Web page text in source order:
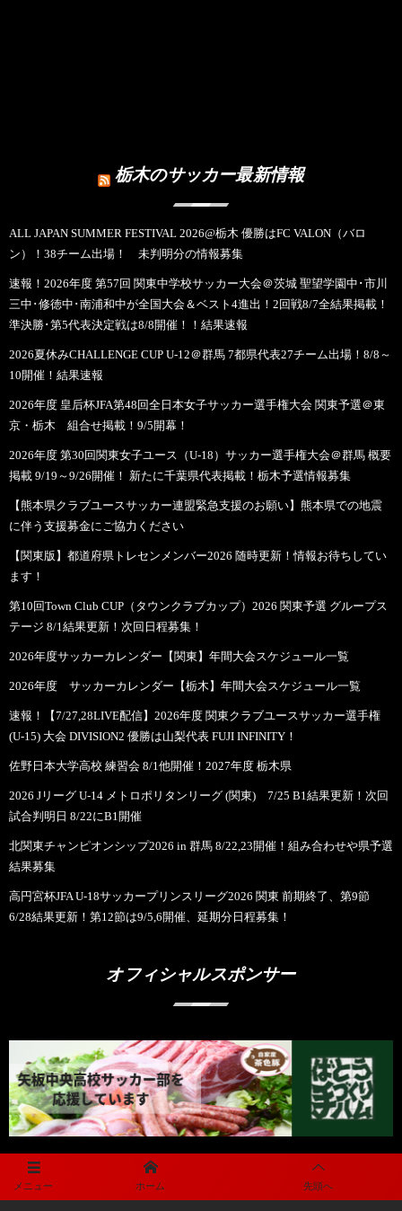
メニュー ホーム 先頭へ
栃木のサッカー最新情報
ALL JAPAN SUMMER FESTIVAL 2026@栃木 優勝はFC VALON（バロ
ン）！38チーム出場！ 未判明分の情報募集
速報！2026年度 第57回 関東中学校サッカー大会＠茨城 聖望学園中･市川
三中･修徳中･南浦和中が全国大会＆ベスト4進出！2回戦8/7全結果掲載！
準決勝･第5代表決定戦は8/8開催！！結果速報
2026夏休みCHALLENGE CUP U-12＠群馬 7都県代表27チーム出場！8/8～
10開催！結果速報
2026年度 皇后杯JFA第48回全日本女子サッカー選手権大会 関東予選＠東
京・栃木 組合せ掲載！9/5開幕！
2026年度 第30回関東女子ユース（U-18）サッカー選手権大会＠群馬 概要
掲載 9/19～9/26開催！ 新たに千葉県代表掲載！栃木予選情報募集
【熊本県クラブユースサッカー連盟緊急支援のお願い】熊本県での地震
に伴う支援募金にご協力ください
【関東版】都道府県トレセンメンバー2026 随時更新！情報お待ちしてい
ます！
第10回Town Club CUP（タウンクラブカップ）2026 関東予選 グループス
テージ 8/1結果更新！次回日程募集！
2026年度サッカーカレンダー【関東】年間大会スケジュール一覧
2026年度 サッカーカレンダー【栃木】年間大会スケジュール一覧
速報！【7/27,28LIVE配信】2026年度 関東クラブユースサッカー選手権
(U-15) 大会 DIVISION2 優勝は山梨代表 FUJI INFINITY！
佐野日本大学高校 練習会 8/1他開催！2027年度 栃木県
2026 Jリーグ U-14 メトロポリタンリーグ (関東) 7/25 B1結果更新！次回
試合判明日 8/22にB1開催
北関東チャンピオンシップ2026 in 群馬 8/22,23開催！組み合わせや県予選
結果募集
高円宮杯JFA U-18サッカープリンスリーグ2026 関東 前期終了、第9節
6/28結果更新！第12節は9/5,6開催、延期分日程募集！
オフィシャルスポンサー